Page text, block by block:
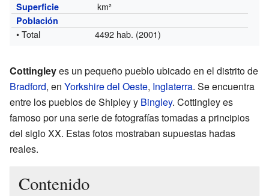
Superficie
km²
Población
• Total 4492 hab. (2001)
Cottingleyes un pequeño pueblo ubicado en el distrito de
Bradford, en Yorkshire del Oeste, Inglaterra. Se encuentra
entre los pueblos de Shipley y Bingley. Cottingley es
famoso por una serie de fotografías tomadas a principios
del siglo XX. Estas fotos mostraban supuestas hadas
reales.
Contenido